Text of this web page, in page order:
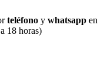
teléfono y whatsapp en
18 horas)